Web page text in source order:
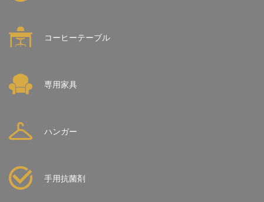
コーヒーテーブル
専用家具
ハンガー
手用抗菌剤